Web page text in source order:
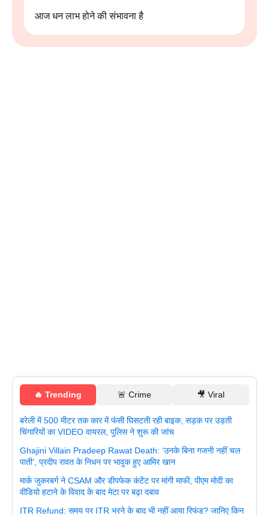
आज धन लाभ होने की संभावना है
🔥 Trending 🚨 Crime 🎥 Viral
बरेली में 500 मीटर तक कार में फंसी घिसटती रही बाइक, सड़क पर उड़ती
चिंगारियों का VIDEO वायरल, पुलिस ने शुरू की जांच
Ghajini Villain Pradeep Rawat Death: ‘उनके बिना गजनी नहीं चल
पाती’, प्रदीप रावत के निधन पर भावुक हुए आमिर खान
मार्क जुकरबर्ग ने CSAM और डीपफेक कंटेंट पर मांगी माफी, पीएम मोदी का
वीडियो हटाने के विवाद के बाद मेटा पर बढ़ा दबाव
ITR Refund: समय पर ITR भरने के बाद भी नहीं आया रिफंड? जानिए किन